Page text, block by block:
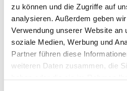
zu können und die Zugriffe auf
analysieren. Außerdem geben
Verwendung unserer Website an
soziale Medien, Werbung und
Partner führen diese
weiteren Daten zusammen, die